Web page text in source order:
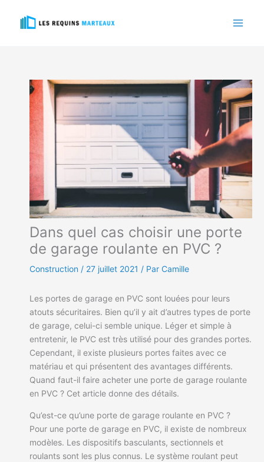
Dans quel cas choisir une porte
de garage roulante en PVC ?
Construction / 27 juillet 2021 / Par Camille
Les portes de garage en PVC sont louées pour leurs
atouts sécuritaires. Bien qu’il y ait d’autres types de porte
de garage, celui-ci semble unique. Léger et simple à
entretenir, le PVC est très utilisé pour des grandes portes.
Cependant, il existe plusieurs portes faites avec ce
matériau et qui présentent des avantages différents.
Quand faut-il faire acheter une porte de garage roulante
en PVC ? Cet article donne des détails.
Qu’est-ce qu’une porte de garage roulante en PVC ?
Pour une porte de garage en PVC, il existe de nombreux
modèles. Les dispositifs basculants, sectionnels et
roulants sont les plus connus. Le système roulant peut